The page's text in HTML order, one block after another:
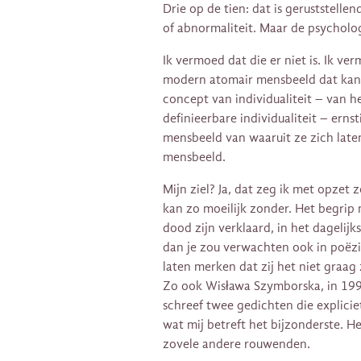
Drie op de tien: dat is
of abnormaliteit. Maar de
Ik vermoed dat die er niet is. Ik
modern atomair mensbeeld dat
concept van individualiteit – van
definieerbare individualiteit –
mensbeeld van waaruit ze zich
mensbeeld.
Mijn ziel? Ja, dat zeg ik met opzet
kan zo moeilijk zonder. Het begrip
dood zijn verklaard, in het
dan je zou verwachten ook in
laten merken dat zij het niet
Zo ook Wisława Szymborska, in
schreef twee gedichten die
wat mij betreft het bijzonderste.
zovele andere rouwenden.